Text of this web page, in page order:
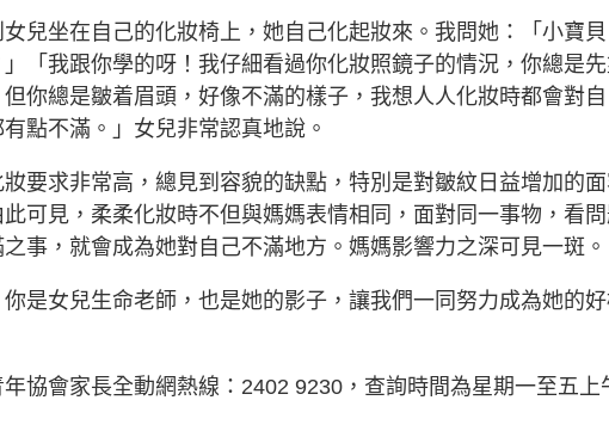
兒坐在自己的化妝椅上，她自己化起妝來。我問她：「小寶
「我跟你學的呀！我仔細看過你化妝照鏡子的情況，你總是
你總是皺着眉頭，好像不滿的樣子，我想人人化妝時都會對
點不滿。」女兒非常認真地說。
要求非常高，總見到容貌的缺點，特別是對皺紋日益增加的
可見，柔柔化妝時不但與媽媽表情相同，面對同一事物，看
事，就會成為她對自己不滿地方。媽媽影響力之深可見一斑。
是女兒生命老師，也是她的影子，讓我們一同努力成為她的
年協會家長全動網熱線：2402 9230，查詢時間為星期一至五上